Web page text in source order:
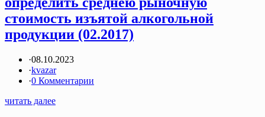
стоимость изъятой алкогольной
продукции (02.2017)
·08.10.2023
·kvazar
·0 Комментарии
читать далее